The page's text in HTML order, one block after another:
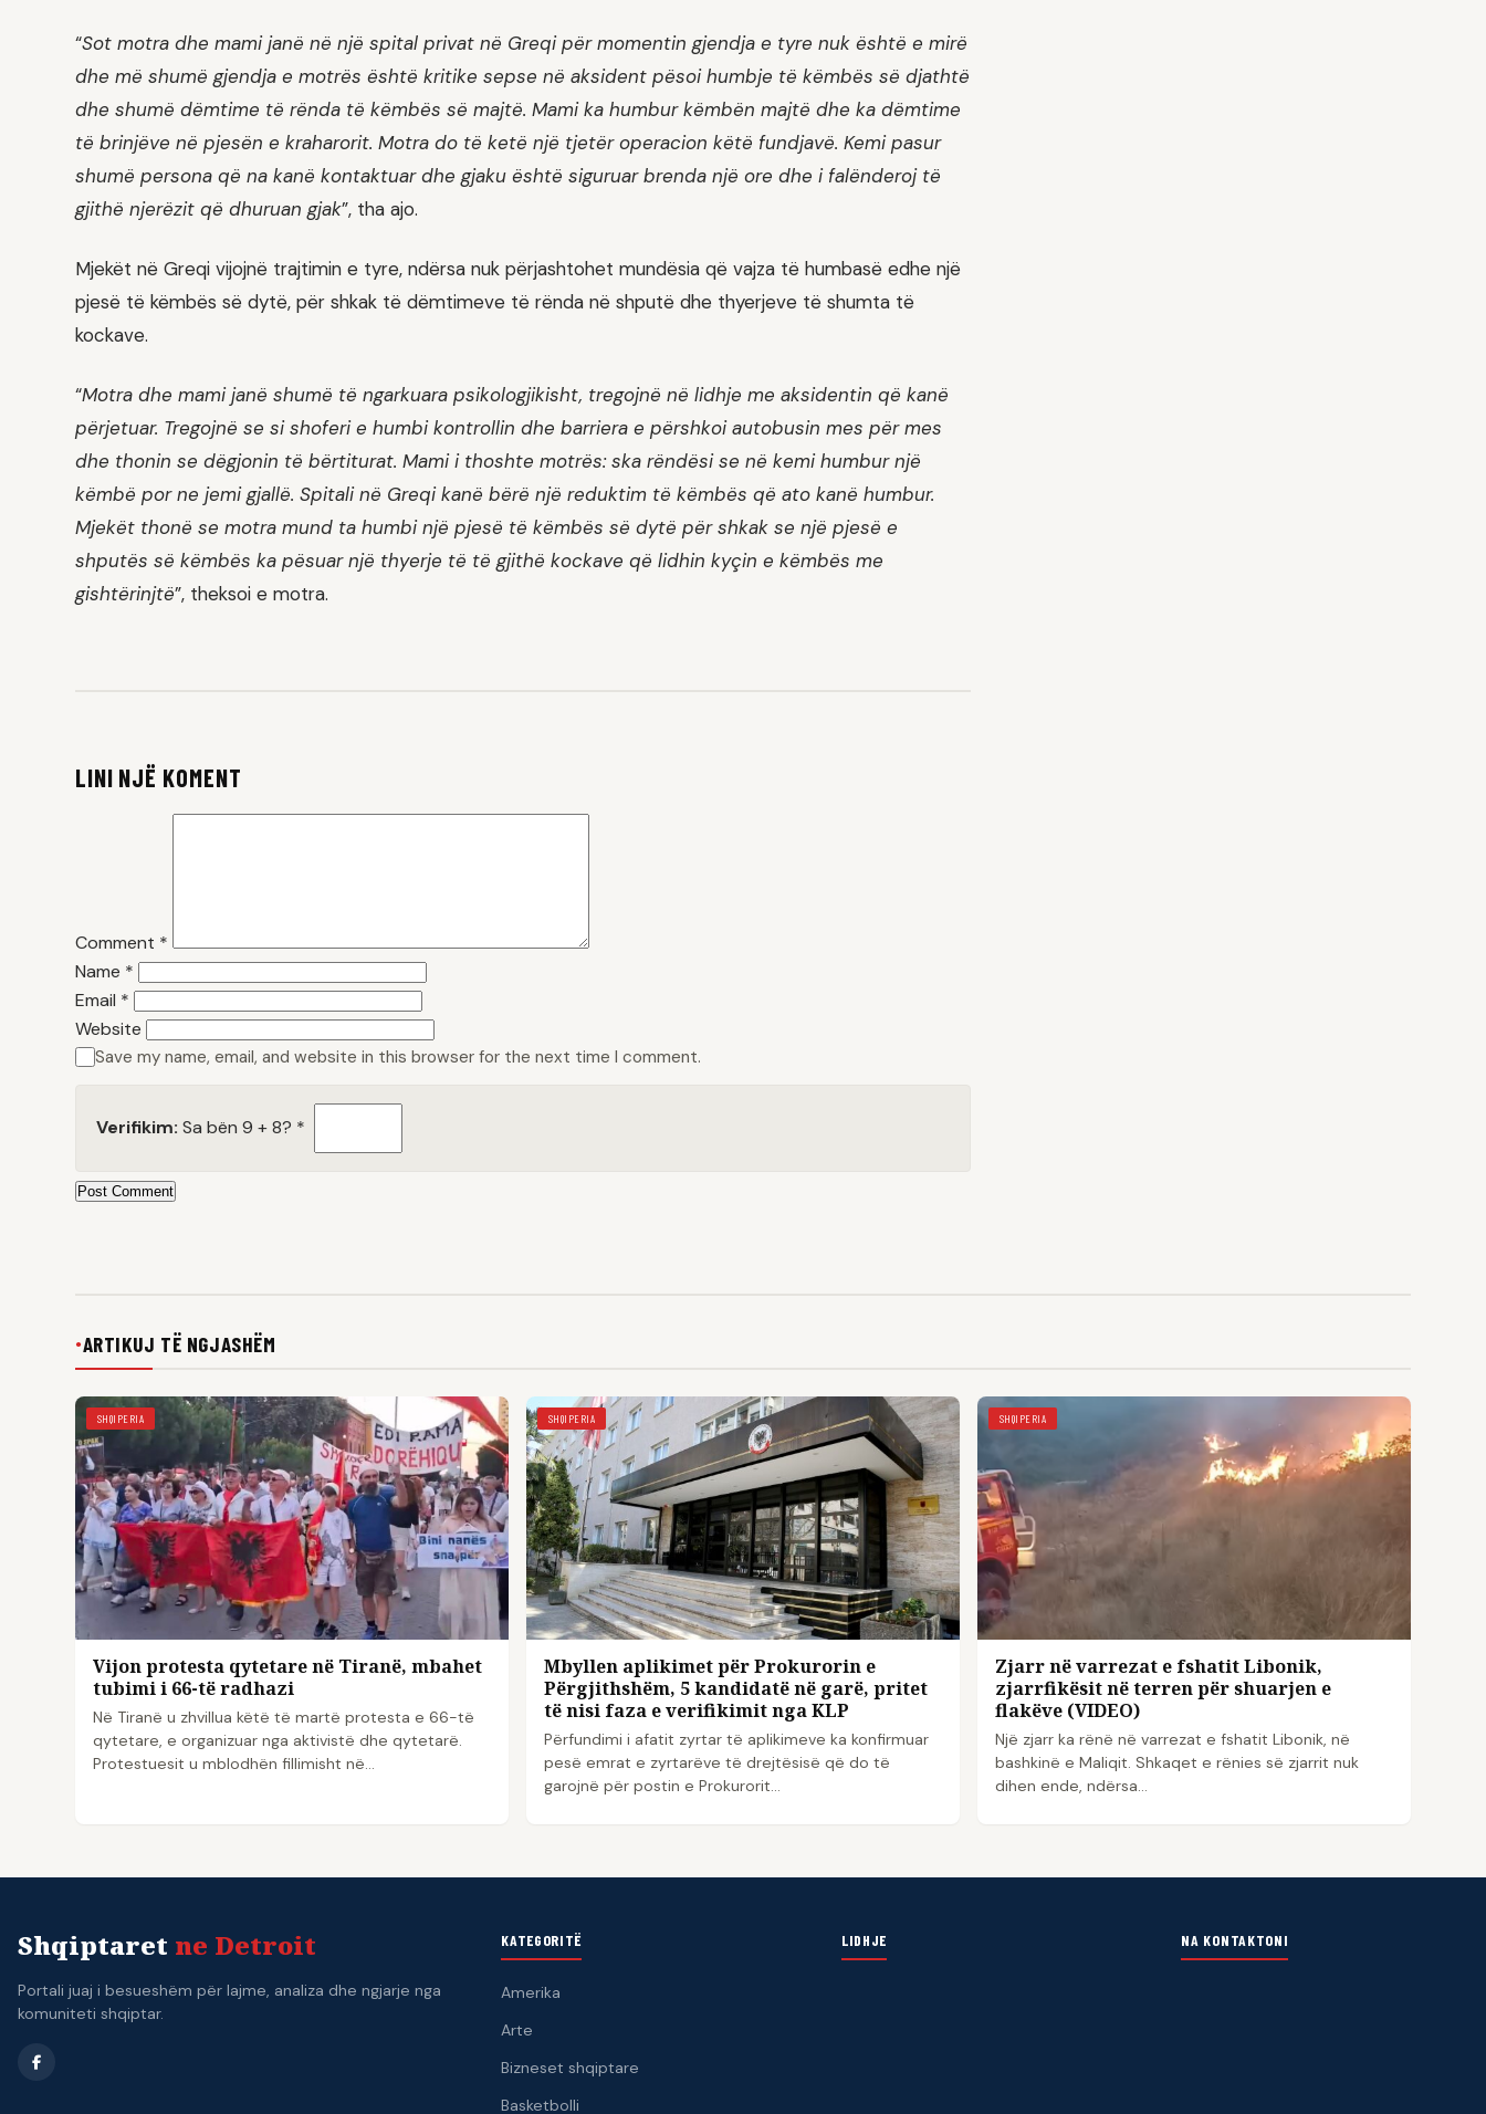
“Sot motra dhe mami janë në një spital privat në Greqi për momentin gjendja e tyre nuk është e mirë
dhe më shumë gjendja e motrës është kritike sepse në aksident pësoi humbje të këmbës së djathtë
dhe shumë dëmtime të rënda të këmbës së majtë. Mami ka humbur këmbën majtë dhe ka dëmtime
të brinjëve në pjesën e kraharorit. Motra do të ketë një tjetër operacion këtë fundjavë. Kemi pasur
shumë persona që na kanë kontaktuar dhe gjaku është siguruar brenda një ore dhe i falënderoj të
gjithë njerëzit që dhuruan gjak”, tha ajo.
Mjekët në Greqi vijojnë trajtimin e tyre, ndërsa nuk përjashtohet mundësia që vajza të humbasë edhe një
pjesë të këmbës së dytë, për shkak të dëmtimeve të rënda në shputë dhe thyerjeve të shumta të
kockave.
“Motra dhe mami janë shumë të ngarkuara psikologjikisht, tregojnë në lidhje me aksidentin që kanë
përjetuar. Tregojnë se si shoferi e humbi kontrollin dhe barriera e përshkoi autobusin mes për mes
dhe thonin se dëgjonin të bërtiturat. Mami i thoshte motrës: ska rëndësi se në kemi humbur një
këmbë por ne jemi gjallë. Spitali në Greqi kanë bërë një reduktim të këmbës që ato kanë humbur.
Mjekët thonë se motra mund ta humbi një pjesë të këmbës së dytë për shkak se një pjesë e
shputës së këmbës ka pësuar një thyerje të të gjithë kockave që lidhin kyçin e këmbës me
gishtërinjtë”, theksoi e motra.
LINI NJË KOMENT
Comment *
Name *
Email *
Website
Save my name, email, and website in this browser for the next time I comment.
Verifikim: Sa bën 9 + 8? *
Post Comment
●ARTIKUJ TË NGJASHËM
SHQIPERIA
Vijon protesta qytetare në Tiranë, mbahet
tubimi i 66-të radhazi
Në Tiranë u zhvillua këtë të martë protesta e 66-të
qytetare, e organizuar nga aktivistë dhe qytetarë.
Protestuesit u mblodhën fillimisht në…
SHQIPERIA
Mbyllen aplikimet për Prokurorin e
Përgjithshëm, 5 kandidatë në garë, pritet
të nisi faza e verifikimit nga KLP
Përfundimi i afatit zyrtar të aplikimeve ka konfirmuar
pesë emrat e zyrtarëve të drejtësisë që do të
garojnë për postin e Prokurorit…
SHQIPERIA
Zjarr në varrezat e fshatit Libonik,
zjarrfikësit në terren për shuarjen e
flakëve (VIDEO)
Një zjarr ka rënë në varrezat e fshatit Libonik, në
bashkinë e Maliqit. Shkaqet e rënies së zjarrit nuk
dihen ende, ndërsa…
Shqiptaret ne Detroit
Portali juaj i besueshëm për lajme, analiza dhe ngjarje nga
komuniteti shqiptar.
KATEGORITË
Amerika
Arte
Bizneset shqiptare
Basketbolli
LIDHJE NA KONTAKTONI